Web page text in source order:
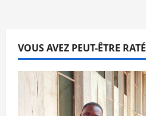
VOUS AVEZ PEUT-ÊTRE RATÉ